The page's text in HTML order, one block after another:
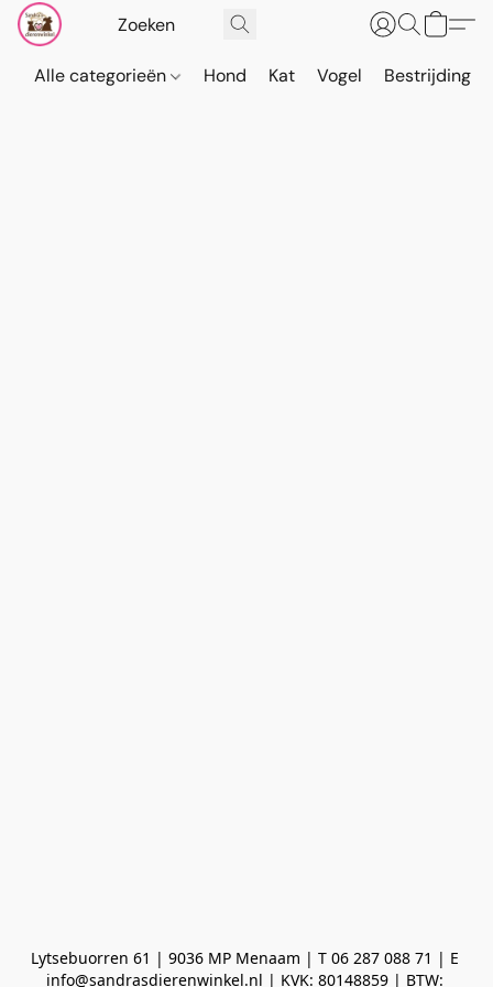
Alle categorieën Hond Kat Vogel Bestrijding
Lytsebuorren 61 | 9036 MP Menaam | T 06 287 088 71 | E
info@sandrasdierenwinkel.nl | KVK: 80148859 | BTW: